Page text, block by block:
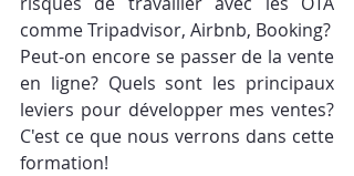
comme Tripadvisor, Airbnb, Booking?
Peut-on encore se passer de la vente
en ligne? Quels sont les princi­paux
leviers pour développer mes ventes?
C'est ce que nous verrons dans cette
for­mation!